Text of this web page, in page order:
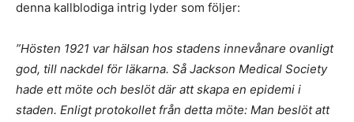
denna kallblodiga intrig lyder som följer:
”Hösten 1921 var hälsan hos stadens innevånare ovanligt
god, till nackdel för läkarna. Så Jackson Medical Society
hade ett möte och beslöt där att skapa en epidemi i
staden. Enligt protokollet från detta möte: Man beslöt att